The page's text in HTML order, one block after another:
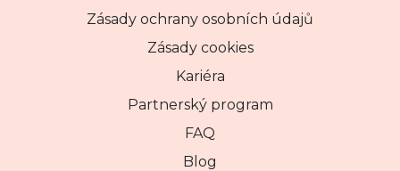
Zásady ochrany osobních údajů
Zásady cookies
Kariéra
Partnerský program
FAQ
Blog